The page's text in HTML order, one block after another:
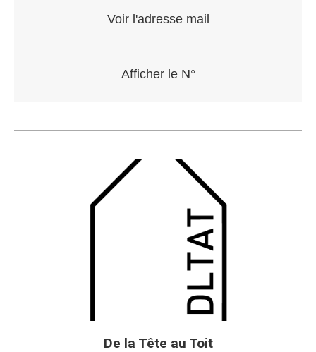
De la Tête au Toit